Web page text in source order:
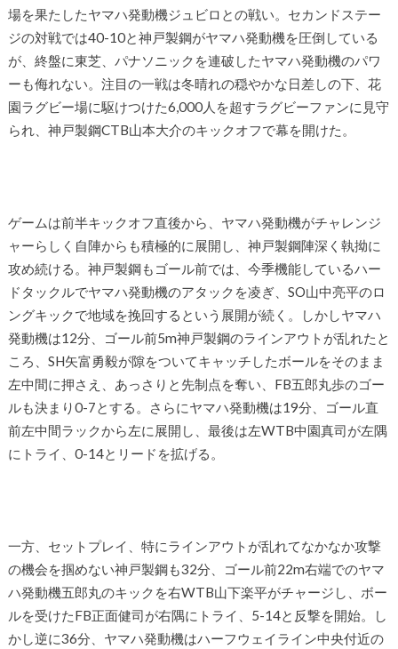
場を果たしたヤマハ発動機ジュビロとの戦い。セカンドステー
ジの対戦では40-10と神戸製鋼がヤマハ発動機を圧倒している
が、終盤に東芝、パナソニックを連破したヤマハ発動機のパワ
ーも侮れない。注目の一戦は冬晴れの穏やかな日差しの下、花
園ラグビー場に駆けつけた6,000人を超すラグビーファンに見守
られ、神戸製鋼CTB山本大介のキックオフで幕を開けた。
ゲームは前半キックオフ直後から、ヤマハ発動機がチャレンジ
ャーらしく自陣からも積極的に展開し、神戸製鋼陣深く執拗に
攻め続ける。神戸製鋼もゴール前では、今季機能しているハー
ドタックルでヤマハ発動機のアタックを凌ぎ、SO山中亮平のロ
ングキックで地域を挽回するという展開が続く。しかしヤマハ
発動機は12分、ゴール前5m神戸製鋼のラインアウトが乱れたと
ころ、SH矢富勇毅が隙をついてキャッチしたボールをそのまま
左中間に押さえ、あっさりと先制点を奪い、FB五郎丸歩のゴー
ルも決まり0-7とする。さらにヤマハ発動機は19分、ゴール直
前左中間ラックから左に展開し、最後は左WTB中園真司が左隅
にトライ、0-14とリードを拡げる。
一方、セットプレイ、特にラインアウトが乱れてなかなか攻撃
の機会を掴めない神戸製鋼も32分、ゴール前22m右端でのヤマ
ハ発動機五郎丸のキックを右WTB山下楽平がチャージし、ボー
ルを受けたFB正面健司が右隅にトライ、5-14と反撃を開始。し
かし逆に36分、ヤマハ発動機はハーフウェイライン中央付近の